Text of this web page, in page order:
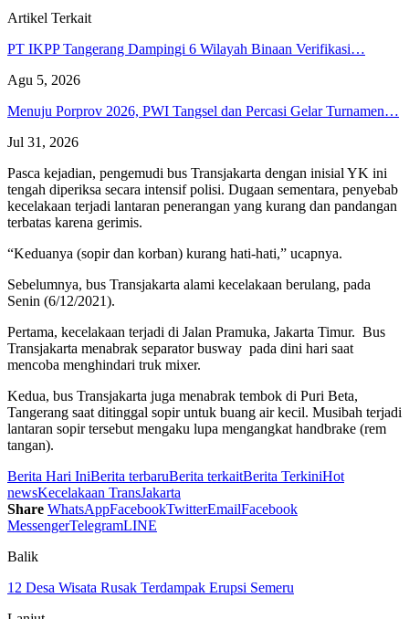
Artikel Terkait
PT IKPP Tangerang Dampingi 6 Wilayah Binaan Verifikasi…
Agu 5, 2026
Menuju Porprov 2026, PWI Tangsel dan Percasi Gelar Turnamen…
Jul 31, 2026
Pasca kejadian, pengemudi bus Transjakarta dengan inisial YK ini
tengah diperiksa secara intensif polisi. Dugaan sementara, penyebab
kecelakaan terjadi lantaran penerangan yang kurang dan pandangan
terbatas karena gerimis.
“Keduanya (sopir dan korban) kurang hati-hati,” ucapnya.
Sebelumnya, bus Transjakarta alami kecelakaan berulang, pada
Senin (6/12/2021).
Pertama, kecelakaan terjadi di Jalan Pramuka, Jakarta Timur. Bus
Transjakarta menabrak separator busway pada dini hari saat
mencoba menghindari truk mixer.
Kedua, bus Transjakarta juga menabrak tembok di Puri Beta,
Tangerang saat ditinggal sopir untuk buang air kecil. Musibah terjadi
lantaran sopir tersebut mengaku lupa mengangkat handbrake (rem
tangan).
Berita Hari IniBerita terbaruBerita terkaitBerita TerkiniHot
newsKecelakaan TransJakarta
Share WhatsAppFacebookTwitterEmailFacebook
MessengerTelegramLINE
Balik
12 Desa Wisata Rusak Terdampak Erupsi Semeru